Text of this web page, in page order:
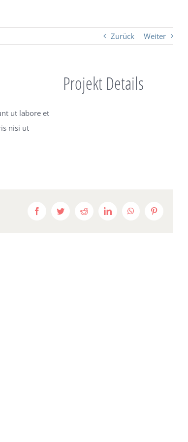
Zurück Weiter
ut labore et
nisi ut
Projekt Details
FacebookTwitterReddit LinkedIn WhatsApp